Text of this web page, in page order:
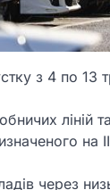
з 4 по 13
ліній
на
через